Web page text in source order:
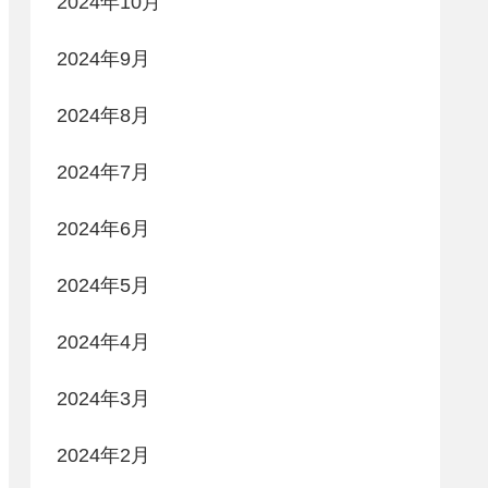
2024年9月
2024年8月
2024年7月
2024年6月
2024年5月
2024年4月
2024年3月
2024年2月